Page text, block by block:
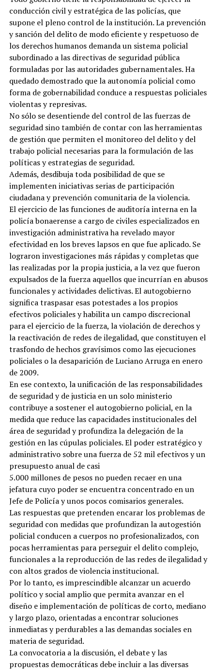
conducción civil y estratégica de las policías, que
supone el pleno control de la institución. La prevención
y sanción del delito de modo eficiente y respetuoso de
los derechos humanos demanda un sistema policial
subordinado a las directivas de seguridad pública
formuladas por las autoridades gubernamentales. Ha
quedado demostrado que la autonomía policial como
forma de gobernabilidad conduce a respuestas policiales
violentas y represivas.
No sólo se desentiende del control de las fuerzas de
seguridad sino también de contar con las herramientas
de gestión que permiten el monitoreo del delito y del
trabajo policial necesarias para la formulación de las
políticas y estrategias de seguridad.
Además, desdibuja toda posibilidad de que se
implementen iniciativas serias de participación
ciudadana y prevención comunitaria de la violencia.
El ejercicio de las funciones de auditoría interna en la
policía bonaerense a cargo de civiles especializados en
investigación administrativa ha revelado mayor
efectividad en los breves lapsos en que fue aplicado. Se
lograron investigaciones más rápidas y completas que
las realizadas por la propia justicia, a la vez que fueron
expulsados de la fuerza aquellos que incurrían en abusos
funcionales y actividades delictivas. El autogobierno
significa traspasar esas potestades a los propios
efectivos policiales y habilita un campo discrecional
para el ejercicio de la fuerza, la violación de derechos y
la reactivación de redes de ilegalidad, que constituyen el
trasfondo de hechos gravísimos como las ejecuciones
policiales o la desaparición de Luciano Arruga en enero
de 2009.
En ese contexto, la unificación de las responsabilidades
de seguridad y de justicia en un solo ministerio
contribuye a sostener el autogobierno policial, en la
medida que reduce las capacidades institucionales del
área de seguridad y profundiza la delegación de la
gestión en las cúpulas policiales. El poder estratégico y
administrativo sobre una fuerza de 52 mil efectivos y un
presupuesto anual de casi
5.000 millones de pesos no pueden recaer en una
jefatura cuyo poder se encuentra concentrado en un
Jefe de Policía y unos pocos comisarios generales.
Las respuestas que pretenden encarar los problemas de
seguridad con medidas que profundizan la autogestión
policial conducen a cuerpos no profesionalizados, con
pocas herramientas para perseguir el delito complejo,
funcionales a la reproducción de las redes de ilegalidad y
con altos grados de violencia institucional.
Por lo tanto, es imprescindible alcanzar un acuerdo
político y social amplio que permita avanzar en el
diseño e implementación de políticas de corto, mediano
y largo plazo, orientadas a encontrar soluciones
inmediatas y perdurables a las demandas sociales en
materia de seguridad.
La convocatoria a la discusión, el debate y las
propuestas democráticas debe incluir a las diversas